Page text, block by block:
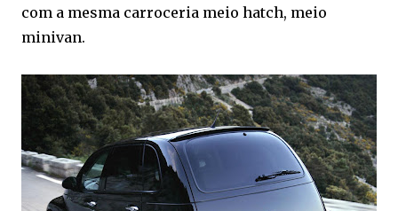
com a mesma carroceria meio hatch, meio
minivan.